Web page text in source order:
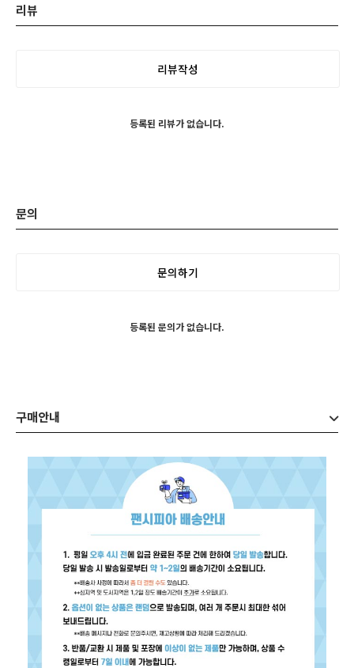
리뷰
리뷰작성
등록된 리뷰가 없습니다.
문의
문의하기
등록된 문의가 없습니다.
구매안내